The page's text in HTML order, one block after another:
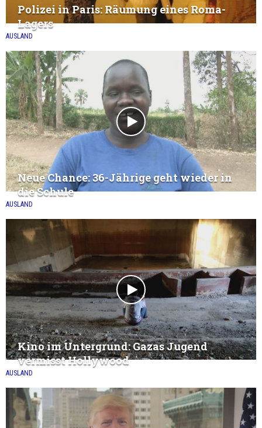
AUSLAND
Polizei in Paris: Räumung eines Roma-
Lagers
AUSLAND
Neue Chance: 36-Jährige geht wieder in
die Schule
AUSLAND
Kino im Untergrund: Gazas Jugend
vermisst Hollywood